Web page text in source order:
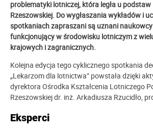
problematyki lotniczej, która legła u
Rzeszowskiej. Do wygłaszania wykładów i
spotkaniach zapraszani są uznani
funkcjonujący w środowisku lotniczym z
krajowych i zagranicznych.
Kolejna edycja tego cyklicznego spotkania
„Lekarzom dla lotnictwa” powstała dzięki
dyrektora Ośrodka Kształcenia Lotniczego
Rzeszowskiej dr. inż. Arkadiusza Rzucidło,
Eksperci